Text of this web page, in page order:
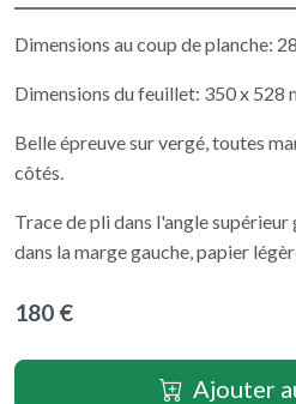
Dimensions au coup de planche:
Dimensions du feuillet: 350 x 528
Belle épreuve sur vergé, toutes
côtés.
Trace de pli dans l'angle
dans la marge gauche, papier
180 €
Ajouter